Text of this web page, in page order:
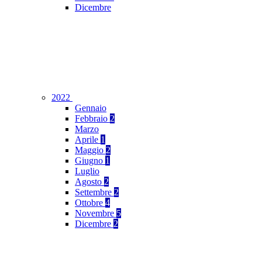
Dicembre
2022
Gennaio
Febbraio 2
Marzo
Aprile 1
Maggio 2
Giugno 1
Luglio
Agosto 2
Settembre 2
Ottobre 4
Novembre 5
Dicembre 2